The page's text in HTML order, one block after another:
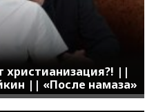
христианизация?! ||
|| «После намаза»